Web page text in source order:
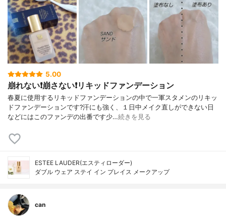
5.00
崩れない❗️崩さない❗️リキッドファンデーション
春夏に使用するリキッドファンデーションの中で一軍スタメンのリキッ
ドファンデーションです?汗にも強く、１日中メイク直しができない日
などにはこのファンデの出番です少…続きを見る
ESTEE LAUDER(エスティローダー)
ダブル ウェア ステイ イン プレイス メークアップ
can